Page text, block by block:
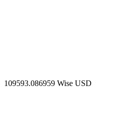
109593.086959 Wise USD